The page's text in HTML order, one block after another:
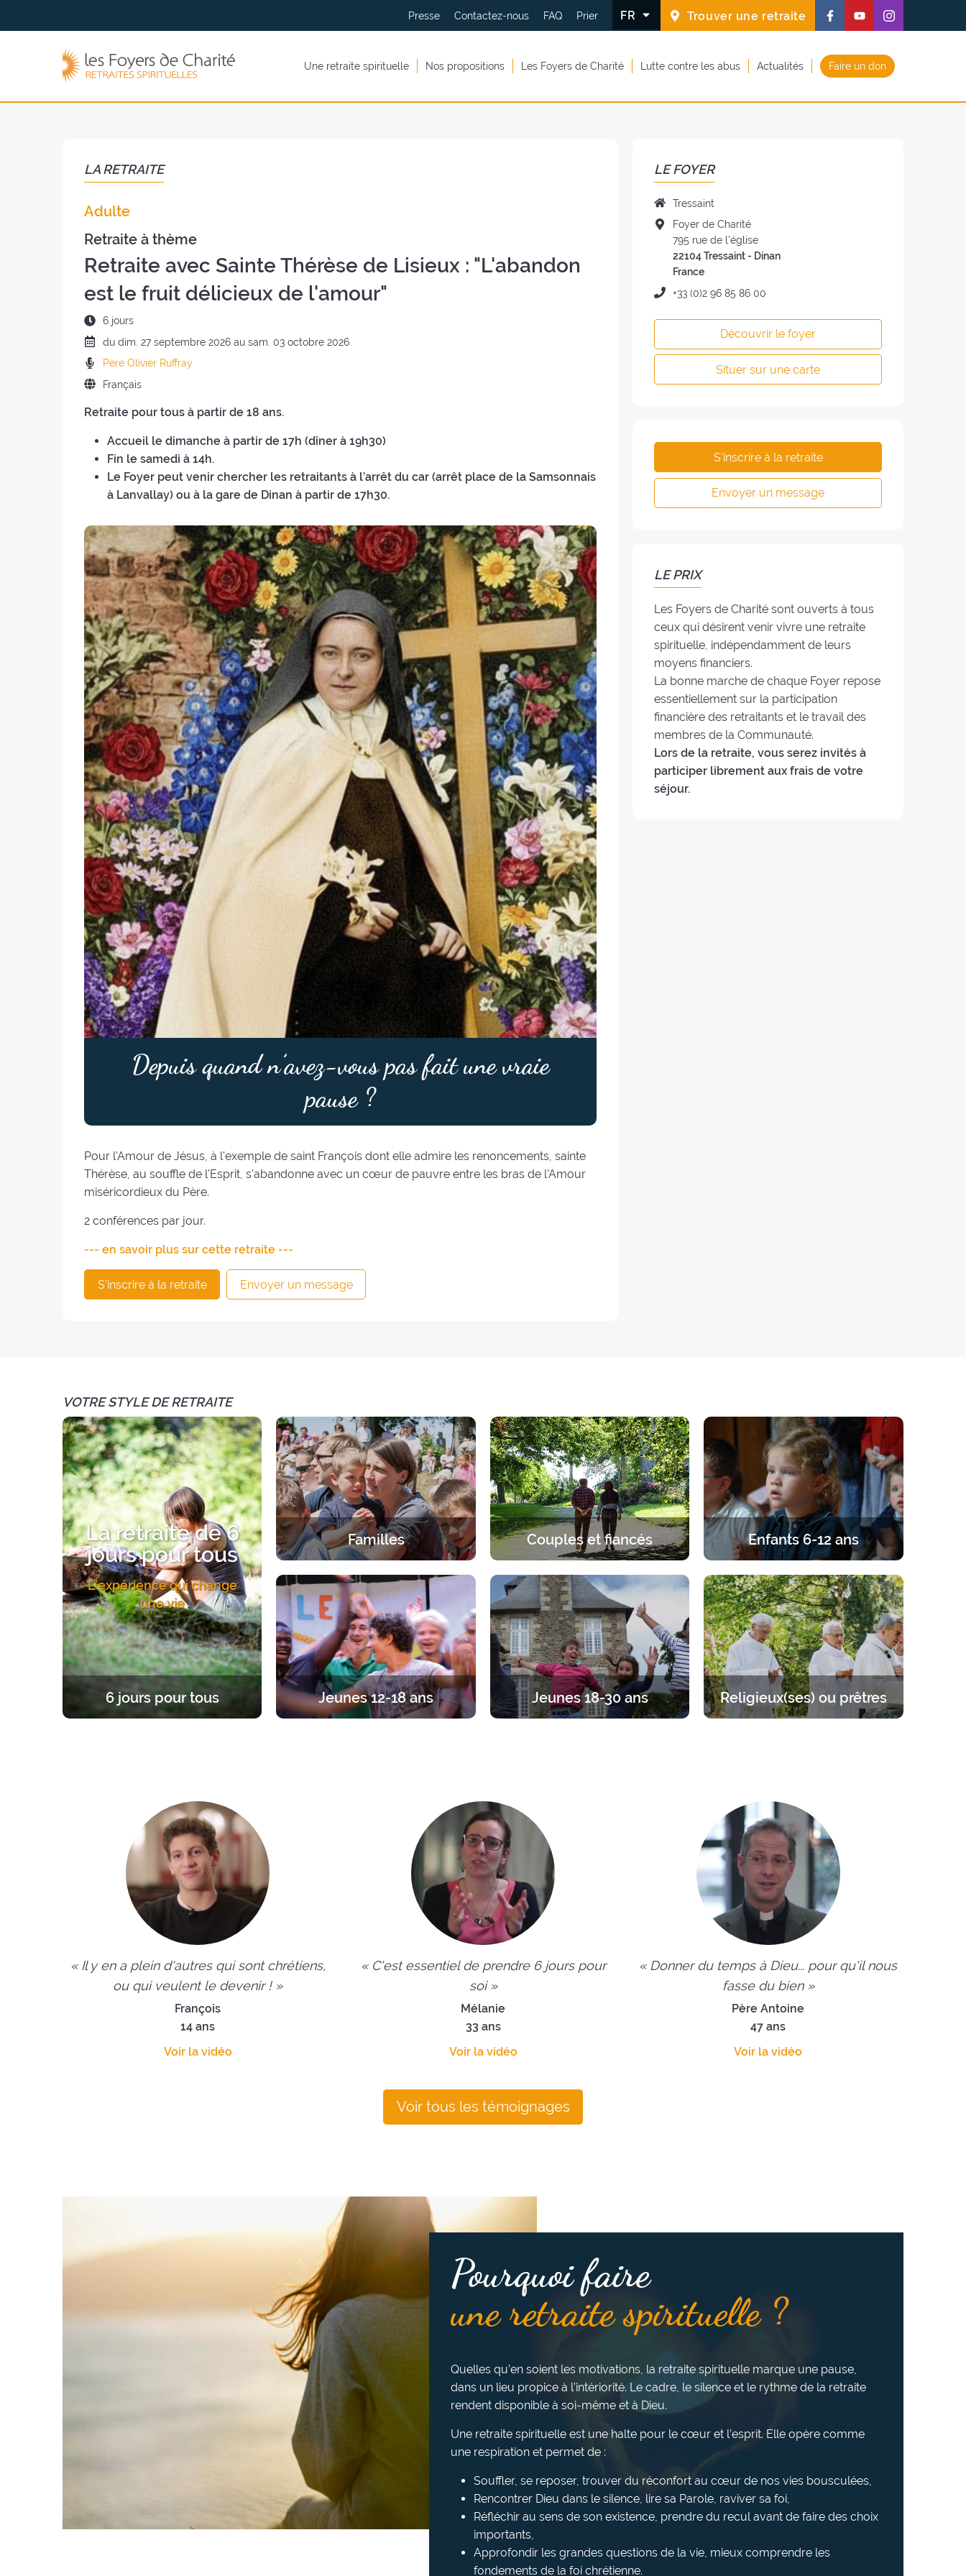
au
contenu
Presse Contactez-nous FAQ Prier FR Trouver une retraite
Suivez-
nous
Facebook
fenêtre)
Suivez-
nous
Youtube
fenêtre)
Suivez-
nous
Instagram
fenêtre)
Une retraite spirituelle Nos propositions Les Foyers de Charité Lutte contre les abus Actualités Faire un don
LA RETRAITE
Adulte
Retraite à thème
Retraite avec Sainte Thérèse de Lisieux : "L'abandon
est le fruit délicieux de l'amour"
Durée
de
retraite
:
6 jours
Date
de
retraite
du dim. 27 septembre 2026 au sam. 03 octobre 2026
Prédicateurs
:
Père Olivier Ruffray
Langue
la
Français
Retraite pour tous à partir de 18 ans.
Accueil le dimanche à partir de 17h (dîner à 19h30)
Fin le samedi à 14h.
Le Foyer peut venir chercher les retraitants à l’arrêt du car (arrêt place de la Samsonnais
à Lanvallay) ou à la gare de Dinan à partir de 17h30.
Depuis quand n’avez-vous pas fait une vraie
pause ?
Pour l'Amour de Jésus, à l'exemple de saint François dont elle admire les renoncements, sainte
Thérèse, au souffle de l'Esprit, s'abandonne avec un cœur de pauvre entre les bras de l'Amour
miséricordieux du Père.
2 conférences par jour.
--- en savoir plus sur cette retraite ---
S'inscrire à la retraite Envoyer un message
LE FOYER
Nom
du
foyer
:
Tressaint
Adresse
du
foyer
:
Foyer de Charité
795 rue de l'église
22104 Tressaint - Dinan
France
Téléphone
+33 (0)2 96 85 86 00
Découvrir le foyer
Situer sur une carte
S'inscrire à la retraite
Envoyer un message
LE PRIX
Les Foyers de Charité sont ouverts à tous
ceux qui désirent venir vivre une retraite
spirituelle, indépendamment de leurs
moyens financiers.
La bonne marche de chaque Foyer repose
essentiellement sur la participation
financière des retraitants et le travail des
membres de la Communauté.
Lors de la retraite, vous serez invités à
participer librement aux frais de votre
séjour.
VOTRE STYLE DE RETRAITE
6 jours pour tous
La retraite de 6
jours pour tous
L'expérience qui change
une vie
Familles
Un accueil spécifique à chaque âge,
parents et enfants.
Couples et fiancés
Dieu. 2 jours pour s’arrêter en couple,
discerner, dialoguer, prier.
Enfants 6-12 ans
ans. Un programme équilibré entre
prière, enseignements, jeux et
activités.
Jeunes 12-18 ans Jeunes 18-30 ans Religieux(ses) ou prêtres
« Il y en a plein d'autres qui sont chrétiens,
ou qui veulent le devenir ! »
François
14 ans
Voir la vidéo
« C'est essentiel de prendre 6 jours pour
soi »
Mélanie
33 ans
Voir la vidéo
« Donner du temps à Dieu... pour qu'il nous
fasse du bien »
Père Antoine
47 ans
Voir la vidéo
Voir tous les témoignages
Pourquoi faire
une retraite spirituelle ?
Quelles qu’en soient les motivations, la retraite spirituelle marque une pause,
dans un lieu propice à l’intériorité. Le cadre, le silence et le rythme de la retraite
rendent disponible à soi-même et à Dieu.
Une retraite spirituelle est une halte pour le cœur et l’esprit. Elle opère comme
une respiration et permet de :
Souffler, se reposer, trouver du réconfort au cœur de nos vies bousculées,
Rencontrer Dieu dans le silence, lire sa Parole, raviver sa foi,
Réfléchir au sens de son existence, prendre du recul avant de faire des choix
importants,
Approfondir les grandes questions de la vie, mieux comprendre les
fondements de la foi chrétienne.